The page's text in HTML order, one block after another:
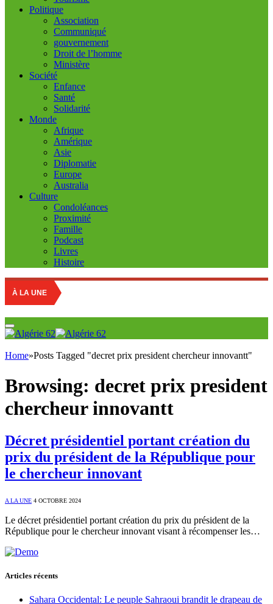
Politique
Association
Communiqué
gouvernement
Droit de l’homme
Ministère
Société
Enfance
Santé
Solidarité
Monde
Afrique
Amérique
Asie
Diplomatie
Europe
Australia
Culture
Condoléances
Proximité
Famille
Podcast
Livres
Histoire
À LA UNE
Home»Posts Tagged "decret prix president chercheur innovantt"
Browsing: decret prix president
chercheur innovantt
Décret présidentiel portant création du
prix du président de la République pour
le chercheur innovant
A LA UNE 4 OCTOBRE 2024
Le décret présidentiel portant création du prix du président de la
République pour le chercheur innovant visant à récompenser les…
Articles récents
Sahara Occidental: Le peuple Sahraoui brandit le drapeau de